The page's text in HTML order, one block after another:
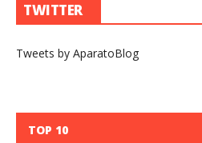
TWITTER
Tweets by AparatoBlog
TOP 10